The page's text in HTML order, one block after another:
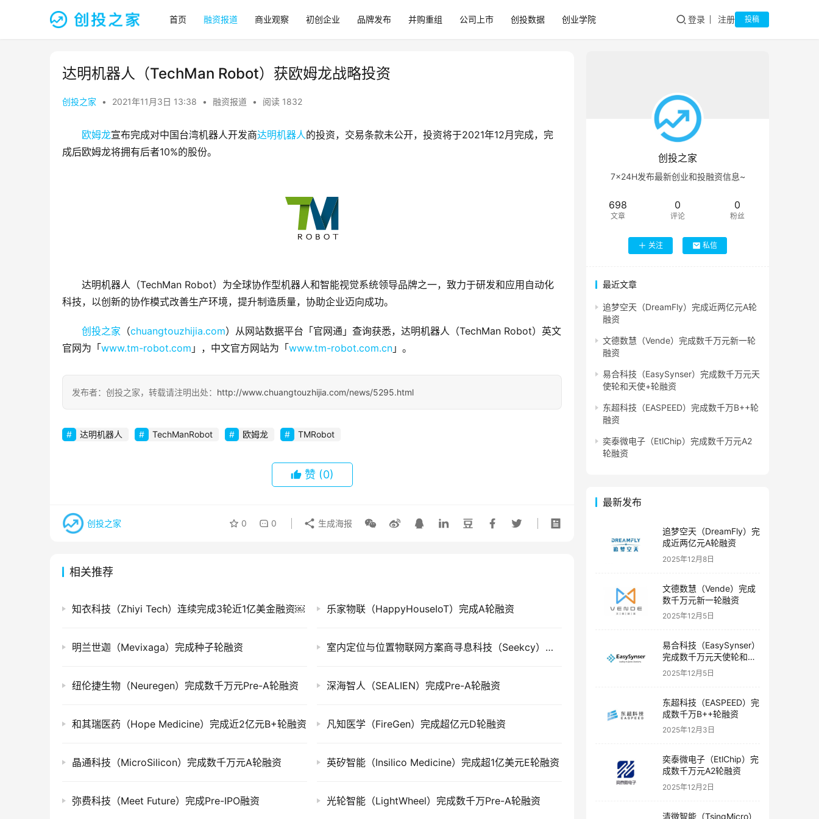
首页 融资报道 商业观察 初创企业 品牌发布 并购重组 公司上市 创投数据 创业学院 登录 注册 投稿
达明机器人（TechMan Robot）获欧姆龙战略投资
创投之家 • 2021年11月3日 13:38 • 融资报道 • 阅读 1832
欧姆龙宣布完成对中国台湾机器人开发商达明机器人的投资，交易条款未公开，投资将于2021年12月完成，完
成后欧姆龙将拥有后者10%的股份。
达明机器人（TechMan Robot）为全球协作型机器人和智能视觉系统领导品牌之一，致力于研发和应用自动化
科技，以创新的协作模式改善生产环境，提升制造质量，协助企业迈向成功。
创投之家 （chuangtouzhijia.com）从网站数据平台「官网通」查询获悉，达明机器人（TechMan Robot）英文
官网为「www.tm-robot.com 」，中文官方网站为「www.tm-robot.com.cn 」。
发布者：创投之家，转载请注明出处： http://www.chuangtouzhijia.com/news/5295.html
达明机器人 TechManRobot 欧姆龙 TMRobot
赞 (0)
创投之家 0 0 生成海报
相关推荐
知衣科技（Zhiyi Tech）连续完成3轮近1亿美金融资￼ 乐家物联（HappyHouseIoT）完成A轮融资
明兰世迦（Mevixaga）完成种子轮融资 室内定位与位置物联网方案商寻息科技（Seekcy）完成A+轮融资
纽伦捷生物（Neuregen）完成数千万元Pre-A轮融资 深海智人（SEALIEN）完成Pre-A轮融资
和其瑞医药（Hope Medicine）完成近2亿元B+轮融资 凡知医学（FireGen）完成超亿元D轮融资
晶通科技（MicroSilicon）完成数千万元A轮融资 英矽智能（Insilico Medicine）完成超1亿美元E轮融资
弥费科技（Meet Future）完成Pre-IPO融资 光轮智能（LightWheel）完成数千万Pre-A轮融资
创投之家
7×24H发布最新创业和投融资信息~
698
文章
0
评论
0
粉丝
关注 私信
最近文章
追梦空天（DreamFly）完成近两亿元A轮
融资
文德数慧（Vende）完成数千万元新一轮
融资
易合科技（EasySynser）完成数千万元天
使轮和天使+轮融资
东超科技（EASPEED）完成数千万B++轮
融资
奕泰微电子（EtlChip）完成数千万元A2
轮融资
最新发布
追梦空天（DreamFly）完
成近两亿元A轮融资
2025年12月8日
文德数慧（Vende）完成
数千万元新一轮融资
2025年12月5日
易合科技（EasySynser）
完成数千万元天使轮和天
使+轮融资
2025年12月5日
东超科技（EASPEED）完
成数千万B++轮融资
2025年12月3日
奕泰微电子（EtlChip）完
成数千万元A2轮融资
2025年12月2日
清微智能（TsingMicro）